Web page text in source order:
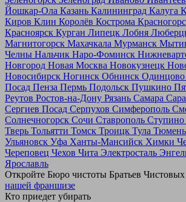
Йошкар-Ола Казань Калининград Калуга
Киров Клин Королёв Кострома
Красноярск Курган Липецк Лобня
Магнитогорск Махачкала Мурманск
Челны Нальчик Наро-Фоминск
Новгород Новая Москва Новокузнецк
Новосибирск Ногинск Обнинск Одинцово
Посад Пенза Пермь Подольск Пушкино
Реутов Ростов-на-Дону Рязань Самара
Сергиев Посад Серпухов Симферополь
Солнечногорск Сочи Ставрополь Ступино
Тверь Тольятти Томск Троицк Тула Тюмень
Ульяновск Уфа Ханты-Мансийск Химки
Череповец Чехов Чита Электросталь
Ярославль
Откройте Бюро чистоты Братьев
нашей франшизе
Кто приедет убирать